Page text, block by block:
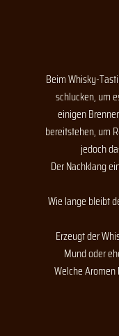
Beim Whisky-
schlucken, um
einigen
bereitstehen, um
jedoch
Der Nachklang
Wie lange bleibt
Erzeugt der
Mund oder
Welche